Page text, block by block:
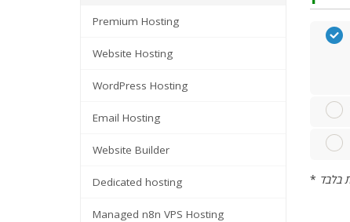
Premium Hosting
Website Hosting
WordPress Hosting
Email Hosting
Website Builder
Dedicated hosting
Managed n8n VPS Hosting
*